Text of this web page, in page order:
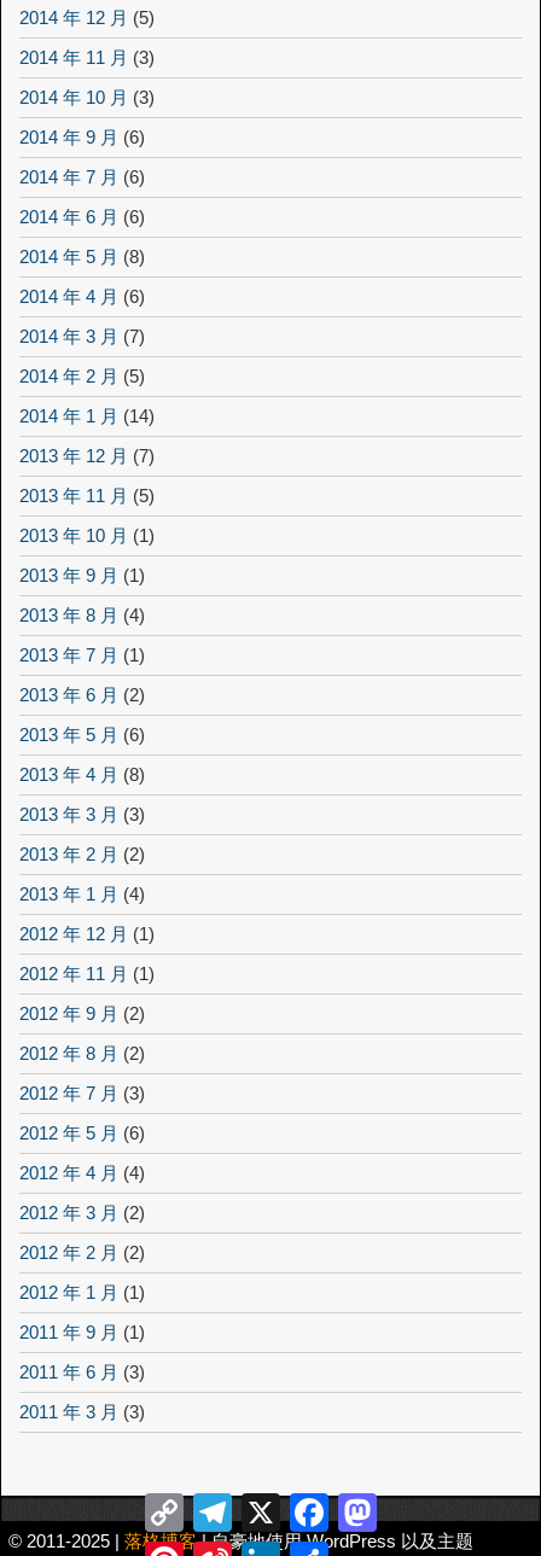
2014 年 12 月 (5)
2014 年 11 月 (3)
2014 年 10 月 (3)
2014 年 9 月 (6)
2014 年 7 月 (6)
2014 年 6 月 (6)
2014 年 5 月 (8)
2014 年 4 月 (6)
2014 年 3 月 (7)
2014 年 2 月 (5)
2014 年 1 月 (14)
2013 年 12 月 (7)
2013 年 11 月 (5)
2013 年 10 月 (1)
2013 年 9 月 (1)
2013 年 8 月 (4)
2013 年 7 月 (1)
2013 年 6 月 (2)
2013 年 5 月 (6)
2013 年 4 月 (8)
2013 年 3 月 (3)
2013 年 2 月 (2)
2013 年 1 月 (4)
2012 年 12 月 (1)
2012 年 11 月 (1)
2012 年 9 月 (2)
2012 年 8 月 (2)
2012 年 7 月 (3)
2012 年 5 月 (6)
2012 年 4 月 (4)
2012 年 3 月 (2)
2012 年 2 月 (2)
2012 年 1 月 (1)
2011 年 9 月 (1)
2011 年 6 月 (3)
2011 年 3 月 (3)
© 2011-2025 | 落格博客| 自豪地使用 WordPress 以及主题
Copy
Link
Telegram
X FacebookMastodon
Pinterest
Sina LinkedIn
分